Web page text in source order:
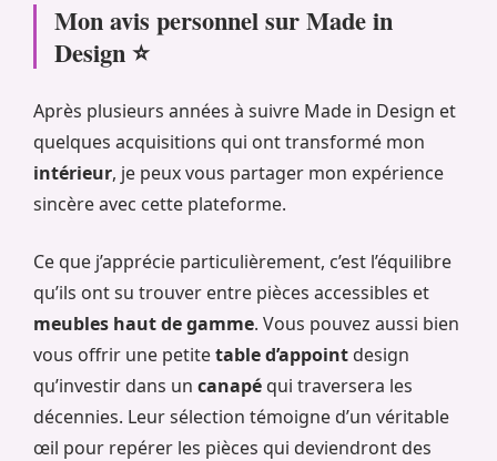
Mon avis personnel sur Made in
Design ⭐
Après plusieurs années à suivre Made in Design et
quelques acquisitions qui ont transformé mon
intérieur, je peux vous partager mon expérience
sincère avec cette plateforme.
Ce que j’apprécie particulièrement, c’est l’équilibre
qu’ils ont su trouver entre pièces accessibles et
meubles haut de gamme. Vous pouvez aussi bien
vous offrir une petitetable d’appoint design
qu’investir dans un canapé qui traversera les
décennies. Leur sélection témoigne d’un véritable
œil pour repérer les pièces qui deviendront des